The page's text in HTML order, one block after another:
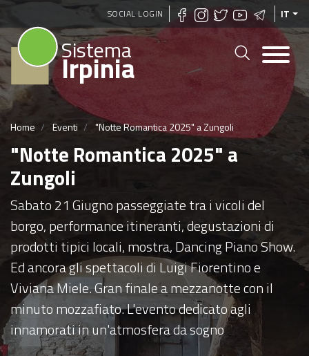
Salta
al
contenuto
SOCIAL LOGIN IT
Sistema
Irpinia
Home Eventi "Notte Romantica 2025" a Zungoli
"Notte Romantica 2025" a
Zungoli
Sabato 21 Giugno passeggiate tra i vicoli del
borgo, performance itineranti, degustazioni di
prodotti tipici locali, mostra, Dancing Piano Show.
Ed ancora gli spettacoli di Luigi Fiorentino e
Viviana Miele. Gran finale a mezzanotte con il
minuto mozzafiato. L'evento dedicato agli
innamorati in un'atmosfera da sogno